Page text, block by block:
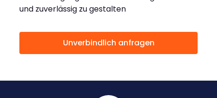
und zuverlässig zu gestalten
Unverbindlich anfragen